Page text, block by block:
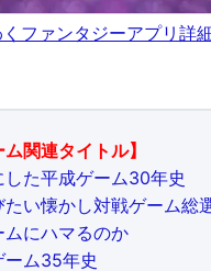
ファンタジーアプリ詳
ム関連タイトル】
た平成ゲーム30年史
たい懐かし対戦ゲーム総
ムにハマるのか
ーム35年史